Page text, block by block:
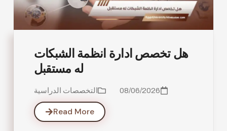
هل تخصص ادارة انظمة الشبكات
له مستقبل
08/06/2026 التخصصات الدراسية
Read More